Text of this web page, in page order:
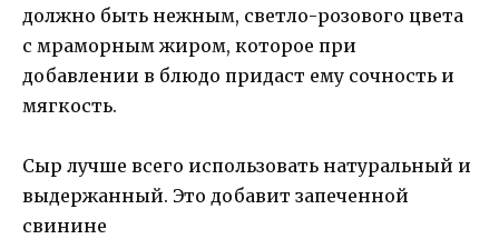
должно быть нежным, светло-розового цвета
с мраморным жиром, которое при
добавлении в блюдо придаст ему сочность и
мягкость.
Сыр лучше всего использовать натуральный и
выдержанный. Это добавит запеченной
свинине